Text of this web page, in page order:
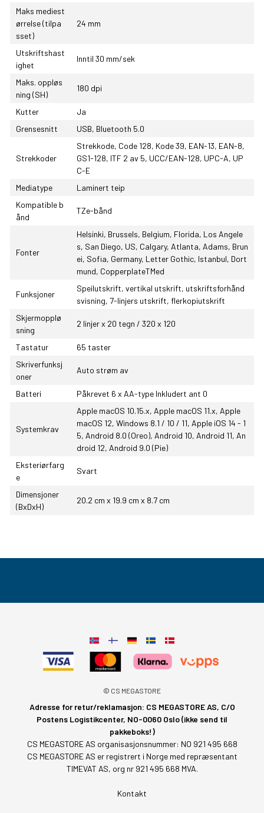
Maks mediest
ørrelse (tilpa
sset)
24 mm
Utskriftshast
ighet
Inntil 30 mm/sek
Maks. oppløs
ning (SH)
180 dpi
Kutter
Ja
Grensesnitt
USB, Bluetooth 5.0
Strekkoder
Strekkode, Code 128, Kode 39, EAN-13, EAN-8,
GS1-128, ITF 2 av 5, UCC/EAN-128, UPC-A, UP
C-E
Mediatype
Laminert teip
Kompatible b
ånd
TZe-bånd
Fonter
Helsinki, Brussels, Belgium, Florida, Los Angele
s, San Diego, US, Calgary, Atlanta, Adams, Brun
ei, Sofia, Germany, Letter Gothic, Istanbul, Dort
mund, CopperplateTMed
Funksjoner
Speilutskrift, vertikal utskrift, utskriftsforhånd
svisning, 7-linjers utskrift, flerkopiutskrift
Skjermopplø
sning
2 linjer x 20 tegn / 320 x 120
Tastatur
65 taster
Skriverfunksj
oner
Auto strøm av
Batteri Påkrevet 6 x AA-type Inkludert ant 0
Systemkrav
Apple macOS 10.15.x, Apple macOS 11.x, Apple
macOS 12, Windows 8.1 / 10 / 11, Apple iOS 14 - 1
5, Android 8.0 (Oreo), Android 10, Android 11, An
droid 12, Android 9.0 (Pie)
Eksteriørfarg
e
Svart
Dimensjoner
(BxDxH)
20.2 cm x 19.9 cm x 8.7 cm
© CS MEGASTORE
Adresse for retur/reklamasjon: CS MEGASTORE AS, C/O
Postens Logistikcenter, NO-0060 Oslo (ikke send til
pakkeboks!)
CS MEGASTORE AS organisasjonsnummer: NO 921 495 668
CS MEGASTORE AS er registrert i Norge med repræsentant
TIMEVAT AS, org nr 921 495 668 MVA.
Kontakt